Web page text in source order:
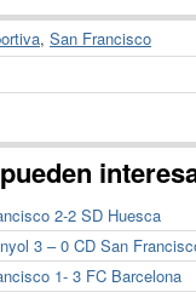
, San Francisco
2-2 SD Huesca
3 – 0 CD San
1- 3 FC Barcelona